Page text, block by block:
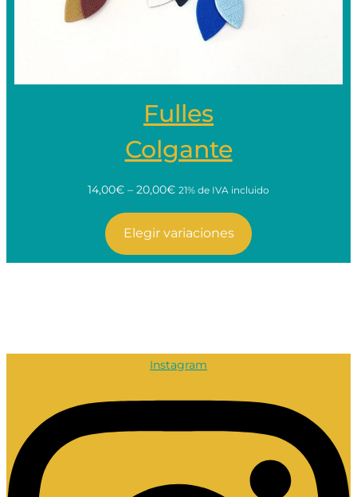
Fulles
Colgante
14,00€ – 20,00€ 21% de IVA incluido
Elegir variaciones
Instagram